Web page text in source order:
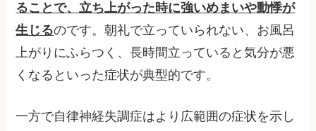
ることで、立ち上がった時に強いめまいや動悸が
生じるのです。朝礼で立っていられない、お風呂
上がりにふらつく、長時間立っていると気分が悪
くなるといった症状が典型的です。
一方で自律神経失調症はより広範囲の症状を示し